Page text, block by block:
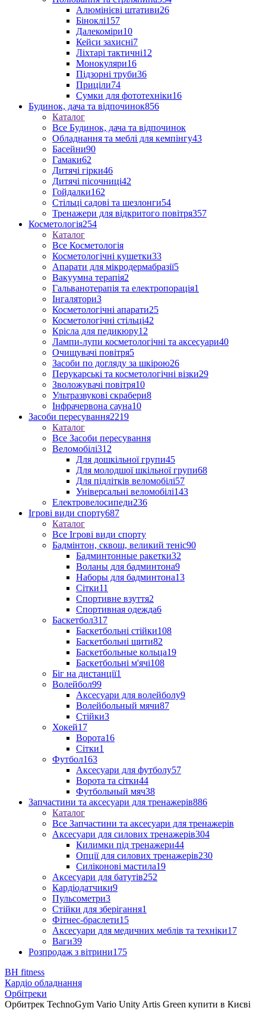
Алюмінієві штативи26
Біноклі157
Далекоміри10
Кейси захисні7
Ліхтарі тактичні12
Монокуляри16
Підзорні труби36
Приціли74
Сумки для фототехніки16
Будинок, дача та відпочинок856
Каталог
Все Будинок, дача та відпочинок
Обладнання та меблі для кемпінгу43
Басейни90
Гамаки62
Дитячі гірки46
Дитячі пісочниці42
Гойдалки162
Стільці садові та шезлонги54
Тренажери для відкритого повітря357
Косметологія254
Каталог
Все Косметологія
Косметологічні кушетки33
Апарати для мікродермабразії5
Вакуумна терапія2
Гальванотерапія та електропорація1
Інгалятори3
Косметологічні апарати25
Косметологічні стільці42
Крісла для педикюру12
Лампи-лупи косметологічні та аксесуари40
Очищувачі повітря5
Засоби по догляду за шкірою26
Перукарські та косметологічні візки29
Зволожувачі повітря10
Ультразвукові скрабери8
Інфрачервона сауна10
Засоби пересування2219
Каталог
Все Засоби пересування
Веломобілі312
Для дошкільної групи45
Для молодшої шкільної групи68
Для підлітків веломобілі57
Універсальні веломобілі143
Електровелосипеди236
Ігрові види спорту687
Каталог
Все Ігрові види спорту
Бадмінтон, сквош, великий теніс90
Бадминтонные ракетки32
Воланы для бадминтона9
Наборы для бадминтона13
Сітки11
Спортивне взуття2
Спортивная одежда6
Баскетбол317
Баскетбольні стійки108
Баскетбольні щити82
Баскетбольные кольца19
Баскетбольні м'ячі108
Біг на дистанції1
Волейбол99
Аксесуари для волейболу9
Волейбольный мячи87
Стійки3
Хокей17
Ворота16
Сітки1
Футбол163
Аксесуари для футболу57
Ворота та сітки44
Футбольный мяч38
Запчастини та аксесуари для тренажерів886
Каталог
Все Запчастини та аксесуари для тренажерів
Аксесуари для силових тренажерів304
Килимки під тренажери44
Опції для силових тренажерів230
Силіконові мастила19
Аксесуари для батутів252
Кардіодатчики9
Пульсометри3
Стійки для зберігання1
Фітнес-браслети15
Аксесуари для медичних меблів та техніки17
Ваги39
Розпродаж з вітрини175
BH fitness
Кардіо обладнання
Орбітреки
Орбитрек TechnoGym Vario Unity Artis Green купити в Києві